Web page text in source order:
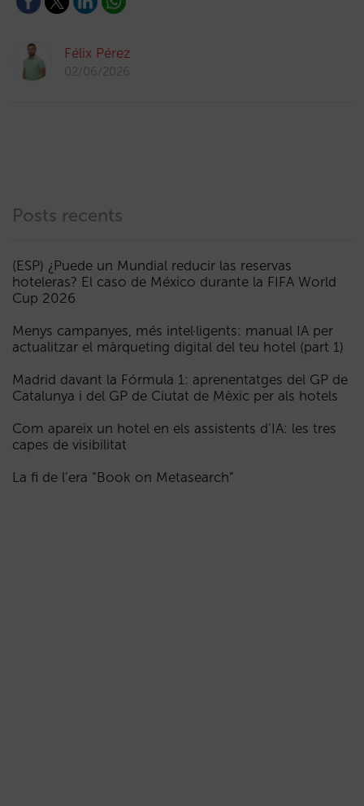
Félix Pérez
02/06/2026
Posts recents
(ESP) ¿Puede un Mundial reducir las reservas
hoteleras? El caso de México durante la FIFA World
Cup 2026
Menys campanyes, més intel·ligents: manual IA per
actualitzar el màrqueting digital del teu hotel (part 1)
Madrid davant la Fórmula 1: aprenentatges del GP de
Catalunya i del GP de Ciutat de Mèxic per als hotels
Com apareix un hotel en els assistents d’IA: les tres
capes de visibilitat
La fi de l’era “Book on Metasearch”